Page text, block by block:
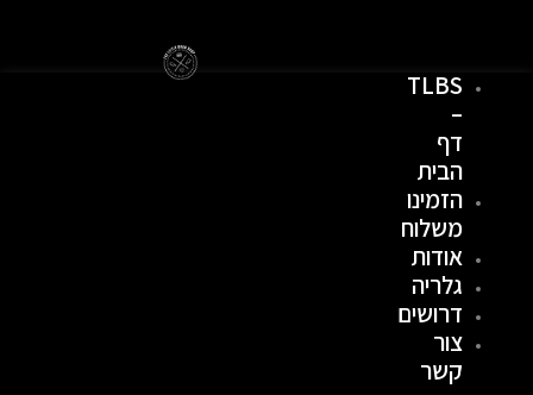
TLBS
–
דף
הבית
הזמינו
משלוח
אודות
גלריה
דרושים
צור
קשר